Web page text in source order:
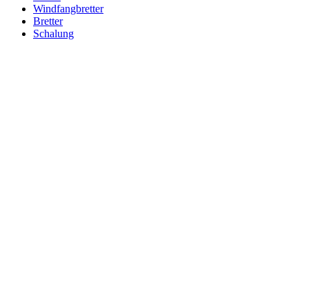
Windfangbretter
Bretter
Schalung